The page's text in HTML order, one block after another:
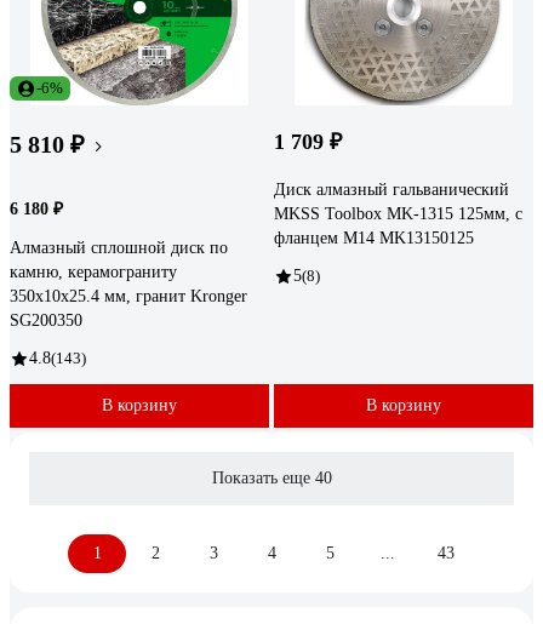
-6%
5 810 ₽
6 180 ₽
Алмазный сплошной диск по
камню, керамограниту
350x10x25.4 мм, гранит Kronger
SG200350
4.8(143)
В корзину
1 709 ₽
Диск алмазный гальванический
MKSS Toolbox MK-1315 125мм, с
фланцем М14 MK13150125
5(8)
В корзину
Показать еще 40
1 2 3 4 5 43